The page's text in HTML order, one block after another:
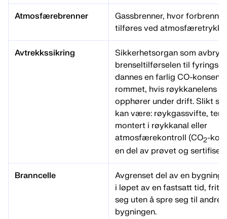
Atmosfærebrenner
Gassbrenner, hvor
tilføres ved atmosfæretrykk,
Avtrekkssikring
Sikkerhetsorgan som
brenseltilførselen til
dannes en farlig CO-
rommet, hvis røykkanelens
opphører under drift. Slikt
kan være: røykgassvifte,
montert i røykkanal eller
atmosfærekontroll (CO2-
en del av prøvet og
Branncelle
Avgrenset del av en bygning
i løpet av en fastsatt tid, fritt
seg uten å spre seg til andre
bygningen.